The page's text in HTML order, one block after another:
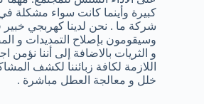
كبيرة وأينما كانت سواء مشكلة
شركة ما . نحن لدينا كهربجي
وسيقومون بإصلاح التمديدات و
و الثريات بالاضافة إلى أننا نؤمن
اللازمة لكافة زبائننا لكشف
خلل و معالجة العطل مباشرة .